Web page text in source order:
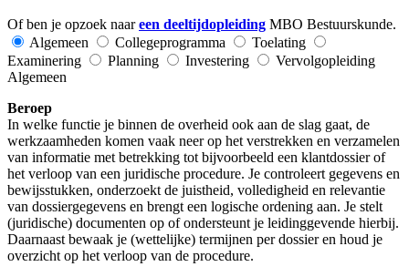
Of ben je opzoek naareen deeltijdopleiding MBO Bestuurskunde.
Algemeen
Collegeprogramma
Toelating
Examinering
Planning Investering
Vervolgopleiding
Algemeen
Beroep
In welke functie je binnen de overheid ook aan de slag gaat, de
werkzaamheden komen vaak neer op het verstrekken en verzamelen
van informatie met betrekking tot bijvoorbeeld een klantdossier of
het verloop van een juridische procedure. Je controleert gegevens en
bewijsstukken, onderzoekt de juistheid, volledigheid en relevantie
van dossiergegevens en brengt een logische ordening aan. Je stelt
(juridische) documenten op of ondersteunt je leidinggevende hierbij.
Daarnaast bewaak je (wettelijke) termijnen per dossier en houd je
overzicht op het verloop van de procedure.